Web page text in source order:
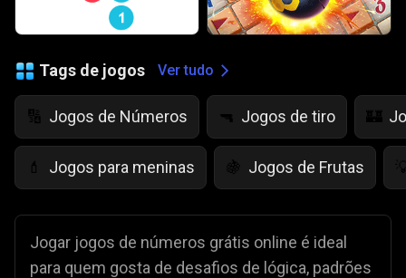
Tags de jogos Ver tudo
🔢 Jogos de Números 🔫 Jogos de tiro 🏰
💄 Jogos para meninas 🍇 Jogos de Frutas
Jogar jogos de números grátis online é ideal
para quem gosta de desafios de lógica, padrões